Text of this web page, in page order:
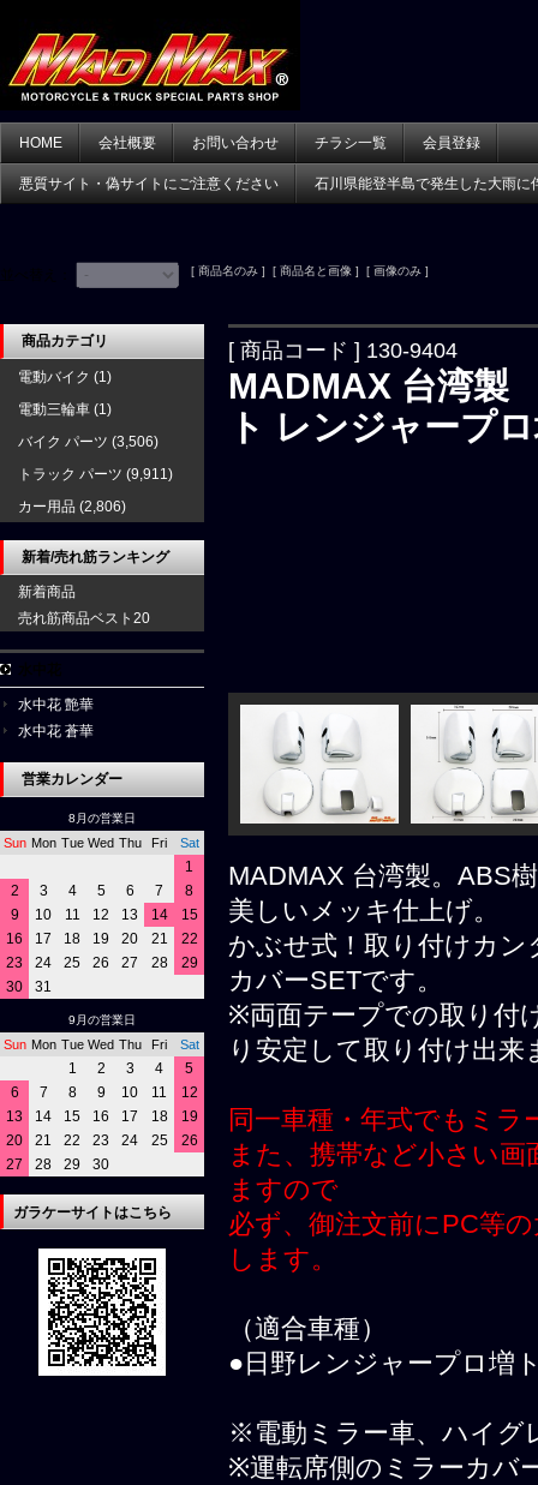
HOME 会社概要 お問い合わせ チラシ一覧 会員登録
悪質サイト・偽サイトにご注意ください 石川県能登半島で発生した大雨に
[ 商品名のみ ] [ 商品名と画像 ] [ 画像のみ ]
[ 商品コード ] 130-9404
MADMAX 台湾製
ト レンジャープ
MADMAX 台湾製。ABS
美しいメッキ仕上げ。
かぶせ式！取り付けカ
カバーSETです。
※両面テープでの取り付
り安定して取り付け出来
同一車種・年式でもミ
また、携帯など小さい
ますので
必ず、御注文前にPC等
します。
（適合車種）
●日野レンジャープロ増
※電動ミラー車、ハイグ
※運転席側のミラーカバ
商品カテゴリ
電動バイク (1)
電動三輪車 (1)
バイク パーツ (3,506)
トラック パーツ (9,911)
カー用品 (2,806)
新着/売れ筋ランキング
新着商品
売れ筋商品ベスト20
水中花 艶華
水中花 蒼華
営業カレンダー
8月の営業日
Sun Mon Tue Wed Thu Fri Sat
1
2
3 4 5 6 7
8
9
10 11 12 13 14
15
16
17 18 19 20 21
22
23
24 25 26 27 28
29
30
31
9月の営業日
Sun Mon Tue Wed Thu Fri Sat
1 2 3 4
5
6
7 8 9 10 11
12
13
14 15 16 17 18
19
20
21 22 23 24 25
26
27
28 29 30
ガラケーサイトはこちら